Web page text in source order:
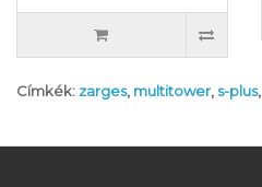
Címkék: zarges, multitower, s-plus,